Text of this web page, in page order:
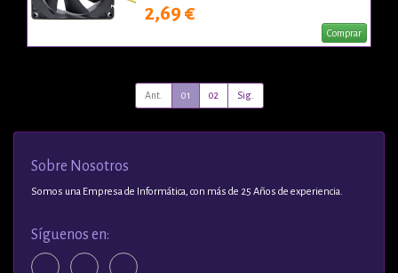
2,69 €
Comprar
Ant. 01 02 Sig.
Sobre Nosotros
Somos una Empresa de Informática, con más de 25 Años de experiencia.
Síguenos en: